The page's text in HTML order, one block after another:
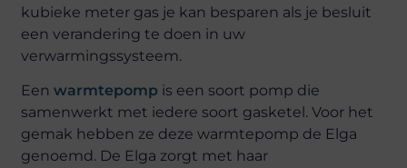
kubieke meter gas je kan besparen als je besluit
een verandering te doen in uw
verwarmingssysteem.
Eenwarmtepomp is een soort pomp die
samenwerkt met iedere soort gasketel. Voor het
gemak hebben ze deze warmtepomp de Elga
genoemd. De Elga zorgt met haar